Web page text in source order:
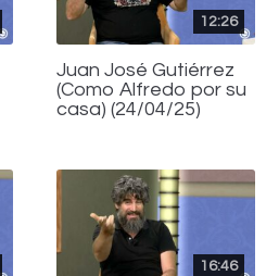
12:26
Juan José Gutiérrez
(Como Alfredo por su
casa) (24/04/25)
16:46